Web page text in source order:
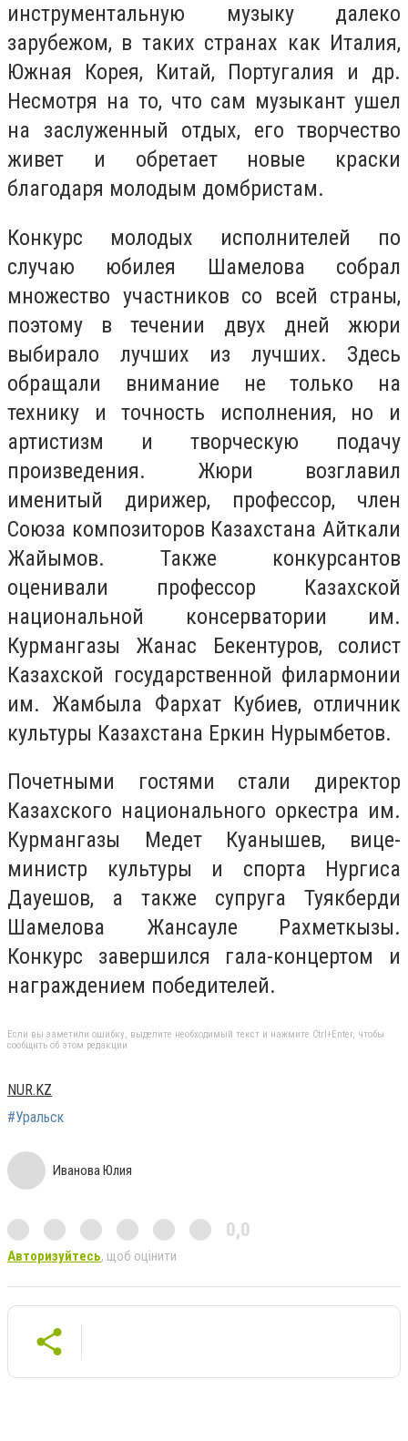
инструментальную музыку далеко
зарубежом, в таких странах как Италия,
Южная Корея, Китай, Португалия и др.
Несмотря на то, что сам музыкант ушел
на заслуженный отдых, его творчество
живет и обретает новые краски
благодаря молодым домбристам.
Конкурс молодых исполнителей по
случаю юбилея Шамелова собрал
множество участников со всей страны,
поэтому в течении двух дней жюри
выбирало лучших из лучших. Здесь
обращали внимание не только на
технику и точность исполнения, но и
артистизм и творческую подачу
произведения. Жюри возглавил
именитый дирижер, профессор, член
Союза композиторов Казахстана Айткали
Жайымов. Также конкурсантов
оценивали профессор Казахской
национальной консерватории им.
Курмангазы Жанас Бекентуров, солист
Казахской государственной филармонии
им. Жамбыла Фархат Кубиев, отличник
культуры Казахстана Еркин Нурымбетов.
Почетными гостями стали директор
Казахского национального оркестра им.
Курмангазы Медет Куанышев, вице-
министр культуры и спорта Нургиса
Дауешов, а также супруга Туякберди
Шамелова Жансауле Рахметкызы.
Конкурс завершился гала-концертом и
награждением победителей.
Если вы заметили ошибку, выделите необходимый текст и нажмите Ctrl+Enter, чтобы
сообщить об этом редакции
NUR.KZ
#Уральск
Иванова Юлия
0,0
Авторизуйтесь, щоб оцінити